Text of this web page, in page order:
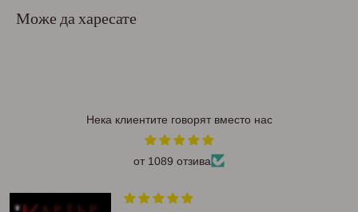
Може да харесате
Нека клиентите говорят вместо нас
от 1089 отзива